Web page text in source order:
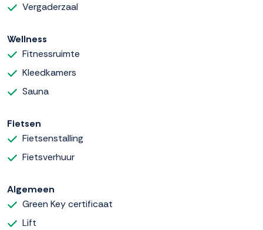
Vergaderzaal
Wellness
Fitnessruimte
Kleedkamers
Sauna
Fietsen
Fietsenstalling
Fietsverhuur
Algemeen
Green Key certificaat
Lift